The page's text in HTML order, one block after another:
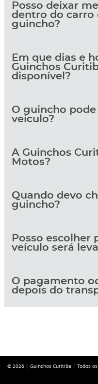
Posso deixar
dentro do carro
guincho?
Em que dias e
Guinchos
disponível?
O guincho
veículo?
A Guinchos
Motos?
Quando devo
guincho?
Posso escolher
veículo será
O pagamento
depois do
© 2026 | Guinchos Curitiba | Todos